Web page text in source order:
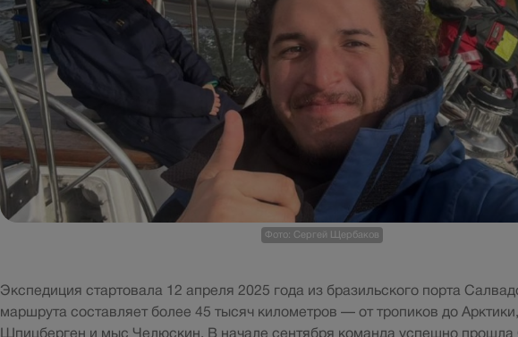
Фото: Сергей Щербаков
Экспедиция стартовала 12 апреля 2025 года из бразильского порта
маршрута составляет более 45 тысяч километров — от тропиков до
Шпицберген и мыс Челюскин. В начале сентября команда успешно